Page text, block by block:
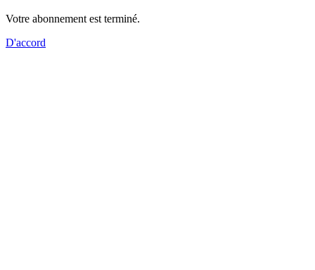
Votre abonnement est terminé.
D'accord